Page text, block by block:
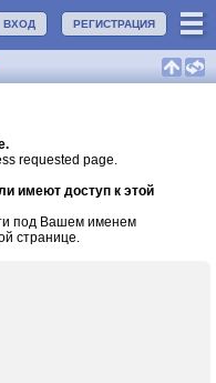
РЕГИСТРАЦИЯ
ВХОД
requested page.
имеют доступ к этой
под Вашем именем
странице.